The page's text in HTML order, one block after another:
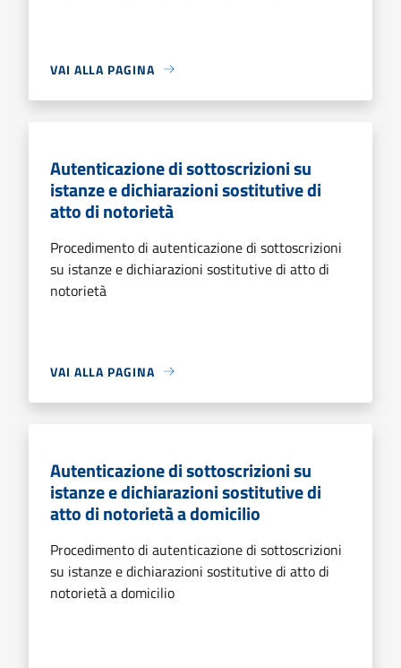
VAI ALLA PAGINA
Autenticazione di sottoscrizioni su
istanze e dichiarazioni sostitutive di
atto di notorietà
Procedimento di autenticazione di sottoscrizioni
su istanze e dichiarazioni sostitutive di atto di
notorietà
VAI ALLA PAGINA
Autenticazione di sottoscrizioni su
istanze e dichiarazioni sostitutive di
atto di notorietà a domicilio
Procedimento di autenticazione di sottoscrizioni
su istanze e dichiarazioni sostitutive di atto di
notorietà a domicilio